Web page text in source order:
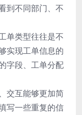
到不同部门、不
单类型往往是不
实现工单信息的
字段、工单分配
交互能够更加简
写一些重复的信